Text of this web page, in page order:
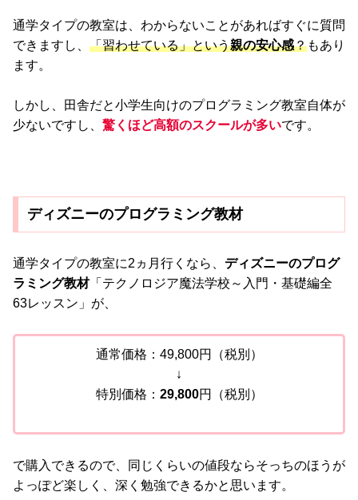
通学タイプの教室は、わからないことがあればすぐに質問
できますし、 「習わせている」という親の安心感？もあり
ます。
しかし、田舎だと小学生向けのプログラミング教室自体が
少ないですし、 驚くほど高額のスクールが多いです。
ディズニーのプログラミング教材
通学タイプの教室に2ヵ月行くなら、 ディズニーのプログ
ラミング教材「テクノロジア魔法学校～入門・基礎編全
63レッスン」が、
通常価格：49,800円（税別）
↓
特別価格： 29,800円（税別）
で購入できるので、同じくらいの値段ならそっちのほうが
よっぽど楽しく、深く勉強できるかと思います。